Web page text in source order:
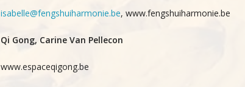
isabelle@fengshuiharmonie.be, www.fengshuiharmonie.be
Qi Gong, Carine Van Pellecon
www.espaceqigong.be